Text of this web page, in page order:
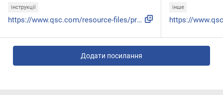
інструкції
https://www.qsc.com/resource-files/productresources/spk/ad/...
інше
Додати посилання